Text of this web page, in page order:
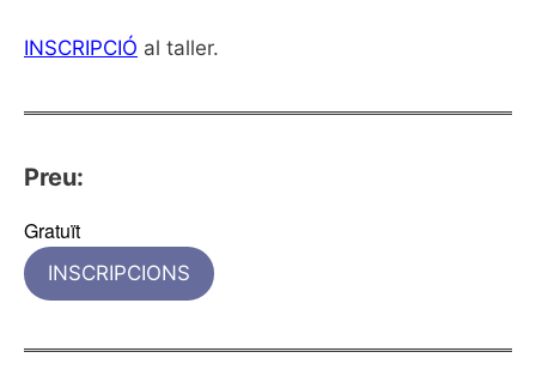
INSCRIPCIÓ al taller.
Preu:
Gratuït
INSCRIPCIONS